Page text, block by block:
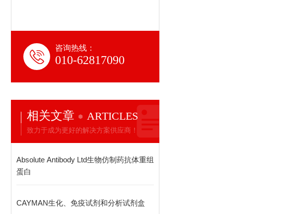
咨询热线：
010-62817090
相关文章 ARTICLES
致力于成为更好的解决方案供应商！
Absolute Antibody Ltd生物仿制药抗体重组
蛋白
CAYMAN生化、免疫试剂和分析试剂盒